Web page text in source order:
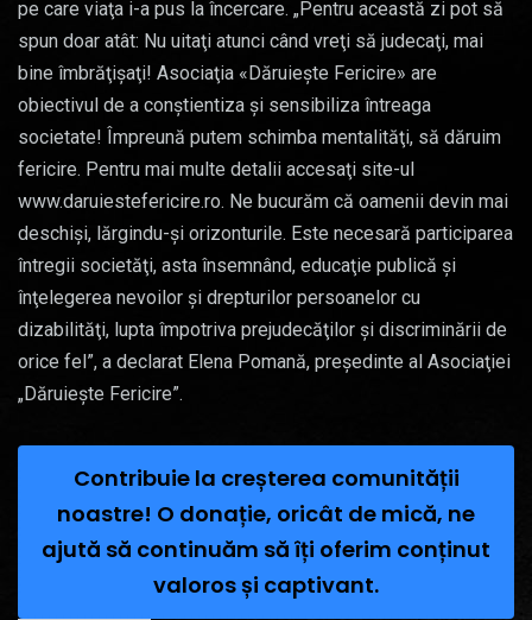
pe care viaţa i-a pus la încercare. „Pentru această zi pot să
spun doar atât: Nu uitaţi atunci când vreţi să judecaţi, mai
bine îmbrăţişaţi! Asociaţia «Dăruieşte Fericire» are
obiectivul de a conştientiza şi sensibiliza întreaga
societate! Împreună putem schimba mentalităţi, să dăruim
fericire. Pentru mai multe detalii accesaţi site-ul
www.daruiestefericire.ro. Ne bucurăm că oamenii devin mai
deschiși, lărgindu-şi orizonturile. Este necesară participarea
întregii societăţi, asta însemnând, educaţie publică şi
înţelegerea nevoilor şi drepturilor persoanelor cu
dizabilităţi, lupta împotriva prejudecăţilor şi discriminării de
orice fel”, a declarat Elena Pomană, preşedinte al Asociaţiei
„Dăruieşte Fericire”.
Contribuie la creșterea comunității
noastre! O donație, oricât de mică, ne
ajută să continuăm să îți oferim conținut
valoros și captivant.